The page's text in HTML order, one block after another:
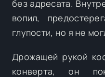
без адресата.
вопил,
глупости, но я не
Дрожащей рукой
конверта, он